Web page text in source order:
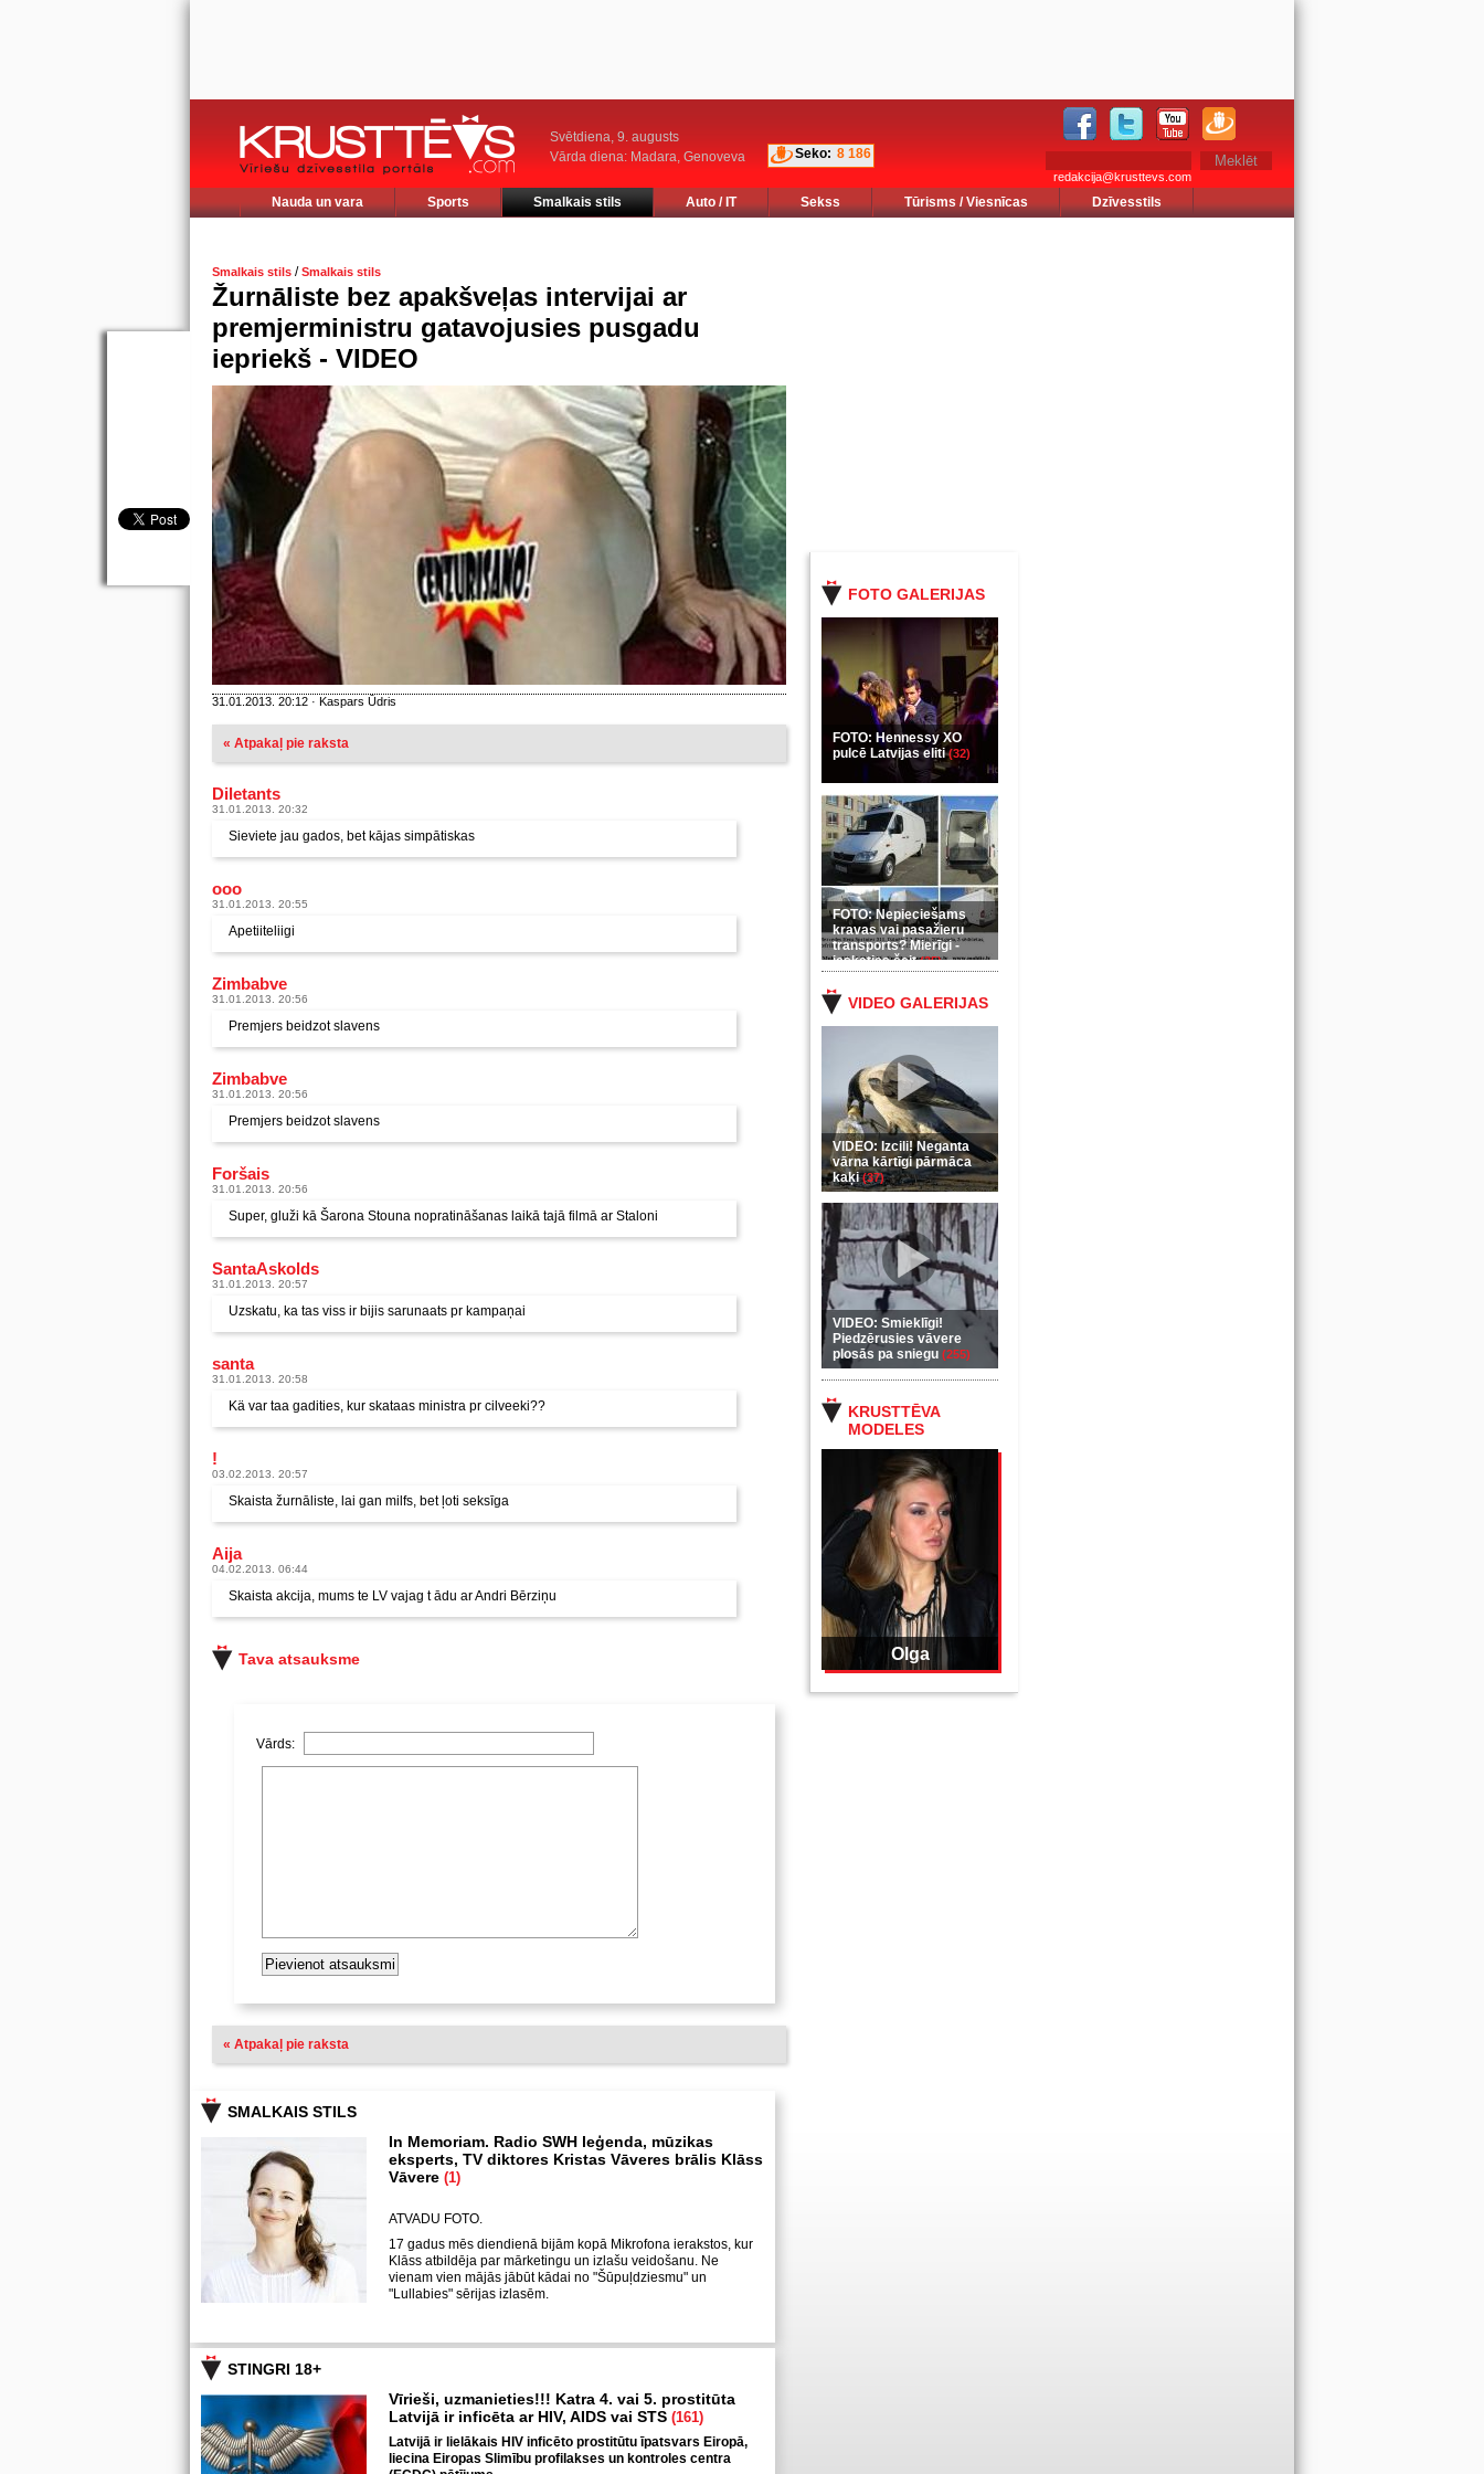
Svētdiena, 9. augusts
Vārda diena: Madara, Genoveva
Seko: 8 186
redakcija@krusttevs.com
Nauda un vara Sports Smalkais stils Auto / IT Sekss Tūrisms / Viesnīcas Dzīvesstils
FOTO GALERIJAS
FOTO: Hennessy XO
pulcē Latvijas eliti(32)
FOTO: Nepieciešams
kravas vai pasažieru
transports? Mierīgi -
ieskaties šeit(35)
VIDEO GALERIJAS
VIDEO: Izcili! Neganta
vārna kārtīgi pārmāca
kaķi(37)
VIDEO: Smieklīgi!
Piedzērusies vāvere
plosās pa sniegu (255)
KRUSTTĒVA
MODELES
Olga
Smalkais stils /Smalkais stils
Žurnāliste bez apakšveļas intervijai ar
premjerministru gatavojusies pusgadu
iepriekš - VIDEO
31.01.2013. 20:12 · Kaspars Ūdris
« Atpakaļ pie raksta
Diletants
31.01.2013. 20:32
Sieviete jau gados, bet kājas simpātiskas
ooo
31.01.2013. 20:55
Apetiiteliigi
Zimbabve
31.01.2013. 20:56
Premjers beidzot slavens
Zimbabve
31.01.2013. 20:56
Premjers beidzot slavens
Foršais
31.01.2013. 20:56
Super, gluži kā Šarona Stouna nopratināšanas laikā tajā filmā ar Staloni
SantaAskolds
31.01.2013. 20:57
Uzskatu, ka tas viss ir bijis sarunaats pr kampaņai
santa
31.01.2013. 20:58
Kä var taa gadities, kur skataas ministra pr cilveeki??
!
03.02.2013. 20:57
Skaista žurnāliste, lai gan milfs, bet ļoti seksīga
Aija
04.02.2013. 06:44
Skaista akcija, mums te LV vajag t ādu ar Andri Bērziņu
Tava atsauksme
Vārds:
« Atpakaļ pie raksta
SMALKAIS STILS
In Memoriam. Radio SWH leģenda, mūzikas
eksperts, TV diktores Kristas Vāveres brālis Klāss
Vāvere (1)
ATVADU FOTO.
17 gadus mēs diendienā bijām kopā Mikrofona ierakstos, kur
Klāss atbildēja par mārketingu un izlašu veidošanu. Ne
vienam vien mājās jābūt kādai no "Šūpuļdziesmu" un
"Lullabies" sērijas izlasēm.
STINGRI 18+
Vīrieši, uzmanieties!!! Katra 4. vai 5. prostitūta
Latvijā ir inficēta ar HIV, AIDS vai STS (161)
Latvijā ir lielākais HIV inficēto prostitūtu īpatsvars Eiropā,
liecina Eiropas Slimību profilakses un kontroles centra